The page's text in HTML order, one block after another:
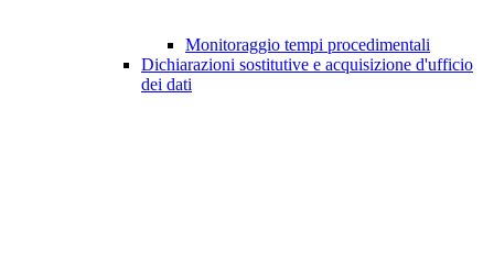
Monitoraggio tempi procedimentali
Dichiarazioni sostitutive e acquisizione d'ufficio
dei dati